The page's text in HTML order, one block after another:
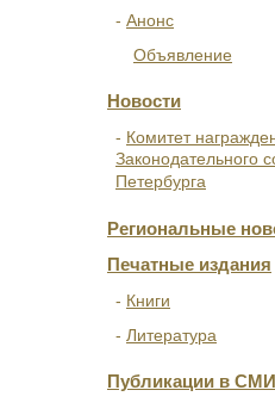
Анонс
Объявление
Новости
Комитет
Законодательного
Петербурга
Региональные
Печатные издания
Книги
Литература
Публикации в СМИ